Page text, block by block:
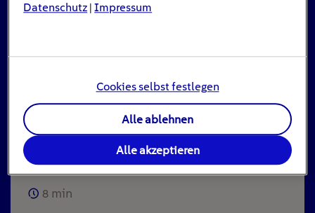
Einspeisevergütung für Photovoltaik-
Anlagen
8 min
Datenschutz |Impressum
Cookies selbst festlegen
Alle ablehnen
Alle akzeptieren